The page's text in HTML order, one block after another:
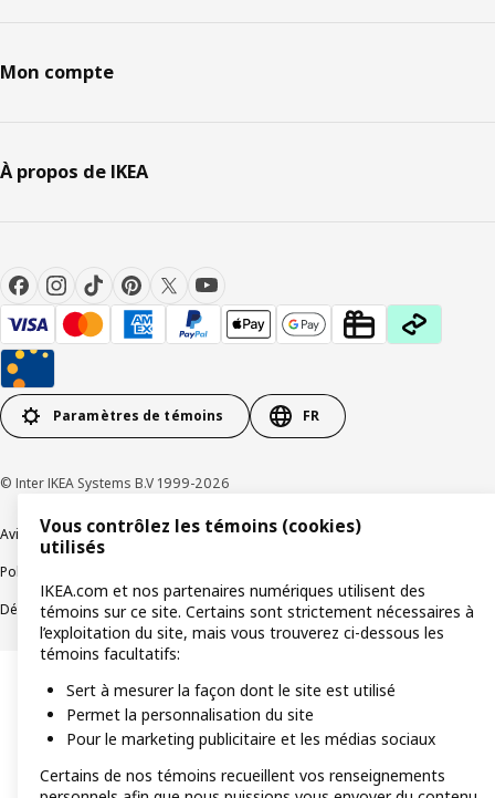
Mon compte
À propos de IKEA
Paramètres de témoins FR
© Inter IKEA Systems B.V 1999-2026
Avis de confidentialitéTémoins de connexion
Politique de divulgation responsable
Déclaration sur le travail forcé et les enfantsAccessibilité
Vous contrôlez les témoins (cookies)
utilisés
IKEA.com et nos partenaires numériques utilisent des
témoins sur ce site. Certains sont strictement nécessaires à
l’exploitation du site, mais vous trouverez ci-dessous les
témoins facultatifs:
Sert à mesurer la façon dont le site est utilisé
Permet la personnalisation du site
Pour le marketing publicitaire et les médias sociaux
Certains de nos témoins recueillent vos renseignements